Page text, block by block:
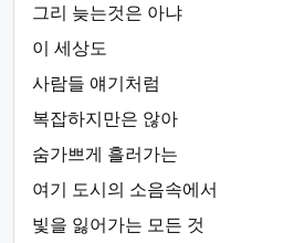
그리 늦는것은 아냐
이 세상도
사람들 얘기처럼
복잡하지만은 않아
숨가쁘게 흘러가는
여기 도시의 소음속에서
빛을 잃어가는 모든 것